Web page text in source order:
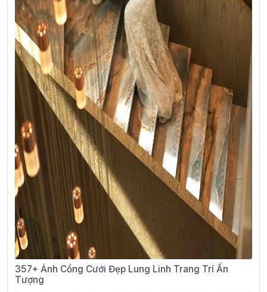
357+ Ảnh Cổng Cưới Đẹp Lung Linh Trang Trí Ấn
Tượng